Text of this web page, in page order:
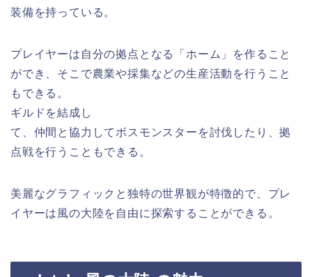
装備を持っている。
プレイヤーは自分の拠点となる「ホーム」を作ること
ができ、そこで農業や採集などの生産活動を行うこと
もできる。
ギルドを結成し
て、仲間と協力してボスモンスターを討伐したり、拠
点戦を行うこともできる。
美麗なグラフィックと独特の世界観が特徴的で、プレ
イヤーは風の大陸を自由に探索することができる。